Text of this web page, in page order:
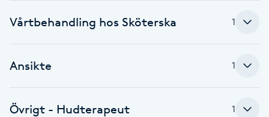
Enzympeeling
Vårtbehandling hos Sköterska 1
Ansikte 1
Övrigt - Hudterapeut 1